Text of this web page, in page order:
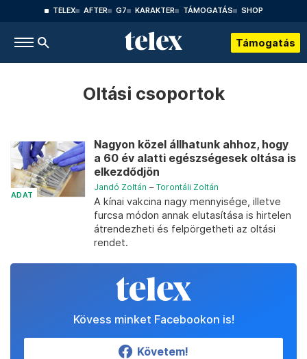
TELEX AFTER G7 KARAKTER TÁMOGATÁS SHOP
Támogatás
Oltási csoportok
ADAT
Nagyon közel állhatunk ahhoz, hogy
a 60 év alatti egészségesek oltása is
elkezdődjön
Jandó Zoltán – Torontáli Zoltán
A kínai vakcina nagy mennyisége, illetve
furcsa módon annak elutasítása is hirtelen
átrendezheti és felpörgetheti az oltási
rendet.
Kövess minket Facebookon is!
Követem!